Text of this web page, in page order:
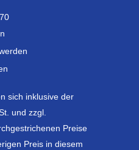
sich inklusive der
und zzgl.
Preise
Preis in diesem